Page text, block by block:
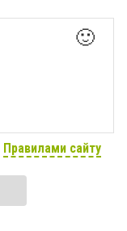
🙂
Правилами сайту